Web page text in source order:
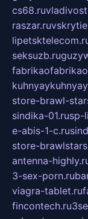
cs68.ru
raszar.ru
seksuzb.ru
store-brawl-
sindika-01.rusp-
e-abis-1-c.ru
store-
antenna-
3-sex-porn.ru
viagra-tablet.ru
fincontech.ru